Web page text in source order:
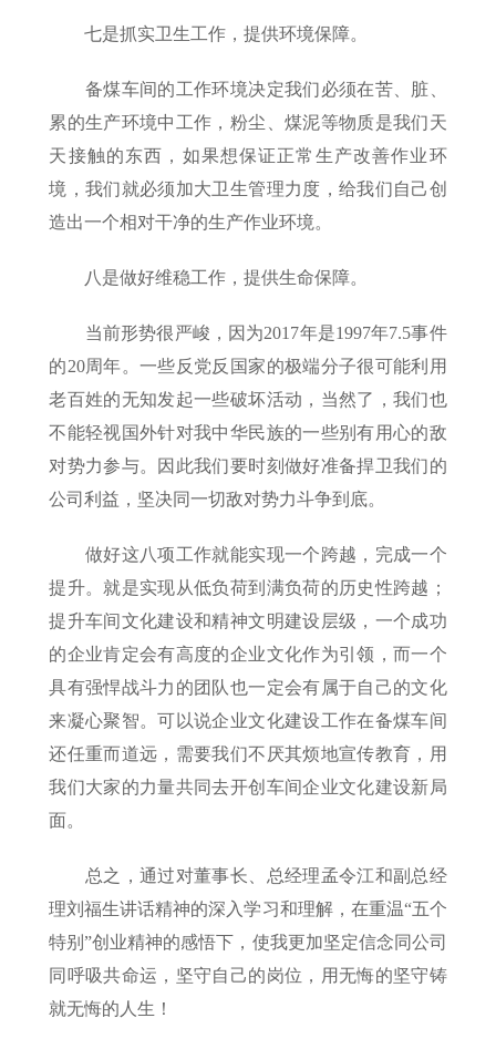
七是抓实卫生工作，提供环境保障。
备煤车间的工作环境决定我们必须在苦、脏、
累的生产环境中工作，粉尘、煤泥等物质是我们天
天接触的东西，如果想保证正常生产改善作业环
境，我们就必须加大卫生管理力度，给我们自己创
造出一个相对干净的生产作业环境。
八是做好维稳工作，提供生命保障。
当前形势很严峻，因为2017年是1997年7.5事件
的20周年。一些反党反国家的极端分子很可能利用
老百姓的无知发起一些破坏活动，当然了，我们也
不能轻视国外针对我中华民族的一些别有用心的敌
对势力参与。因此我们要时刻做好准备捍卫我们的
公司利益，坚决同一切敌对势力斗争到底。
做好这八项工作就能实现一个跨越，完成一个
提升。就是实现从低负荷到满负荷的历史性跨越；
提升车间文化建设和精神文明建设层级，一个成功
的企业肯定会有高度的企业文化作为引领，而一个
具有强悍战斗力的团队也一定会有属于自己的文化
来凝心聚智。可以说企业文化建设工作在备煤车间
还任重而道远，需要我们不厌其烦地宣传教育，用
我们大家的力量共同去开创车间企业文化建设新局
面。
总之，通过对董事长、总经理孟令江和副总经
理刘福生讲话精神的深入学习和理解，在重温“五个
特别”创业精神的感悟下，使我更加坚定信念同公司
同呼吸共命运，坚守自己的岗位，用无悔的坚守铸
就无悔的人生！